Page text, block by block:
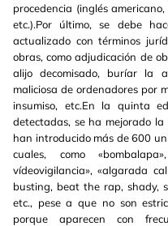
procedencia (inglés
etc.).Por último, se debe
actualizado con términos
obras, como adjudicación de
alijo decomisado, buríar la
maliciosa de ordenadores por
insumiso, etc.En la quinta
detectadas, se ha mejorado
han introducido más de 600
cuales, como
vídeovigilancia», «algarada
busting, beat the rap, shady,
etc., pese a que no son
porque aparecen con